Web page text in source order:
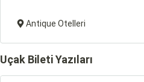
Antique Otelleri
Uçak Bileti Yazıları